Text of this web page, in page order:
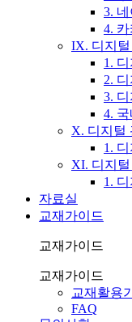
3. 네
4. 카
IX. 디지털
1.
2.
3.
4.
X. 디지털
1.
XI. 디지
1.
자료실
교재가이드
교재가이드
교재가이드
교재활용
FAQ